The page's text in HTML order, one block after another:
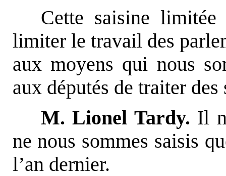
Cette saisine
limiter le travail des
aux moyens qui nous
aux députés de traiter
M. Lionel Tardy. Il
ne nous sommes saisis
l’an dernier.